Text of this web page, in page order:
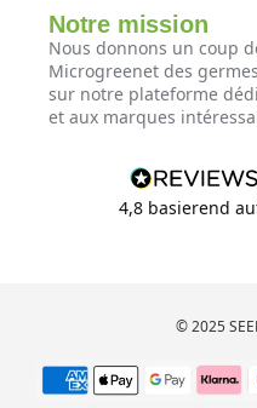
Notre mission
Nous donnons un coup
Microgreenet des
sur notre plateforme
et aux marques
4,8 basierend
© 2025